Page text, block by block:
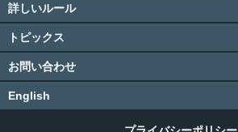
詳しいルール
トピックス
お問い合わせ
English